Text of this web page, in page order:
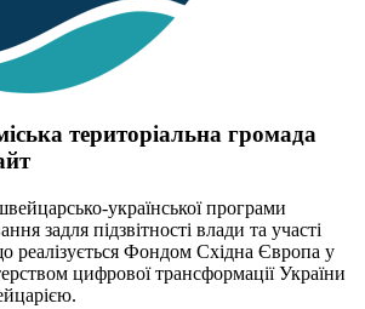
територіальна громада
української програми
задля підзвітності влади та участі
реалізується Фондом Східна Європа у
цифрової трансформації України